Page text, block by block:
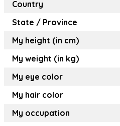
Country
State / Province
My height (in cm)
My weight (in kg)
My eye color
My hair color
My occupation